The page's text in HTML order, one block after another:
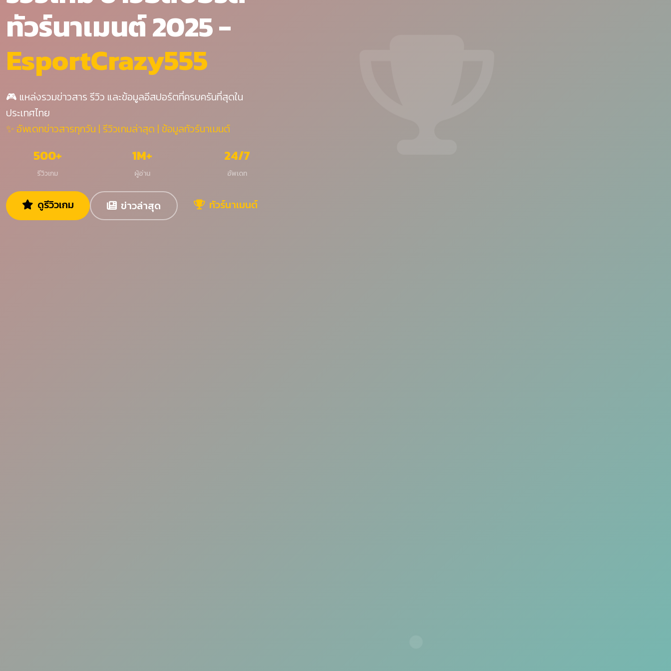
ทัวร์นาเมนต์ 2025 -
EsportCrazy555
🎮 แหล่งรวมข่าวสาร รีวิว และข้อมูลอีสปอร์ตที่ครบครันที่สุดใน
ประเทศไทย
✨ อัพเดทข่าวสารทุกวัน | รีวิวเกมล่าสุด | ข้อมูลทัวร์นาเมนต์
500+
รีวิวเกม
1M+
ผู้อ่าน
24/7
อัพเดท
ดูรีวิวเกม ข่าวล่าสุด ทัวร์นาเมนต์